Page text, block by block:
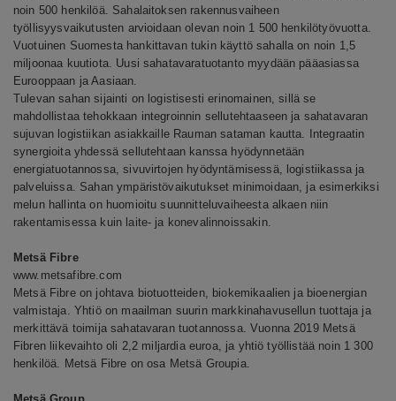
noin 500 henkilöä. Sahalaitoksen rakennusvaiheen
työllisyysvaikutusten arvioidaan olevan noin 1 500 henkilötyövuotta.
Vuotuinen Suomesta hankittavan tukin käyttö sahalla on noin 1,5
miljoonaa kuutiota. Uusi sahatavaratuotanto myydään pääasiassa
Eurooppaan ja Aasiaan.
Tulevan sahan sijainti on logistisesti erinomainen, sillä se
mahdollistaa tehokkaan integroinnin sellutehtaaseen ja sahatavaran
sujuvan logistiikan asiakkaille Rauman sataman kautta. Integraatin
synergioita yhdessä sellutehtaan kanssa hyödynnetään
energiatuotannossa, sivuvirtojen hyödyntämisessä, logistiikassa ja
palveluissa. Sahan ympäristövaikutukset minimoidaan, ja esimerkiksi
melun hallinta on huomioitu suunnitteluvaiheesta alkaen niin
rakentamisessa kuin laite- ja konevalinnoissakin.
Metsä Fibre
www.metsafibre.com
Metsä Fibre on johtava biotuotteiden, biokemikaalien ja bioenergian
valmistaja. Yhtiö on maailman suurin markkinahavusellun tuottaja ja
merkittävä toimija sahatavaran tuotannossa. Vuonna 2019 Metsä
Fibren liikevaihto oli 2,2 miljardia euroa, ja yhtiö työllistää noin 1 300
henkilöä. Metsä Fibre on osa Metsä Groupia.